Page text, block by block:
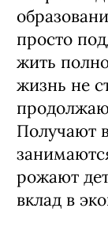
просто
жить
жизнь не
Получают
рожают
вклад в